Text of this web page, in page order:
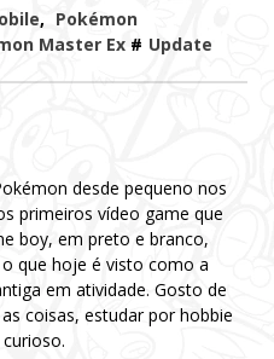
, Pokémon
Master Ex# Update
desde pequeno nos
primeiros vídeo game que
boy, em preto e branco,
que hoje é visto como a
em atividade. Gosto de
coisas, estudar por hobbie